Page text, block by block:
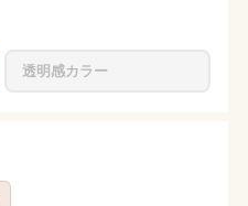
透明感カラー